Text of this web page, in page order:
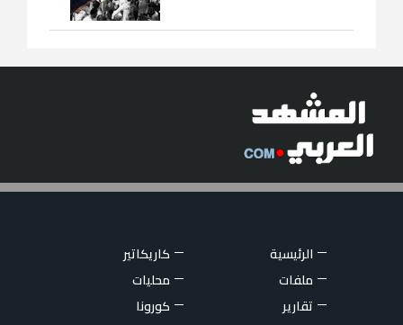
الرئيسية
كاريكاتير
ملفات
محليات
تقارير
كورونا